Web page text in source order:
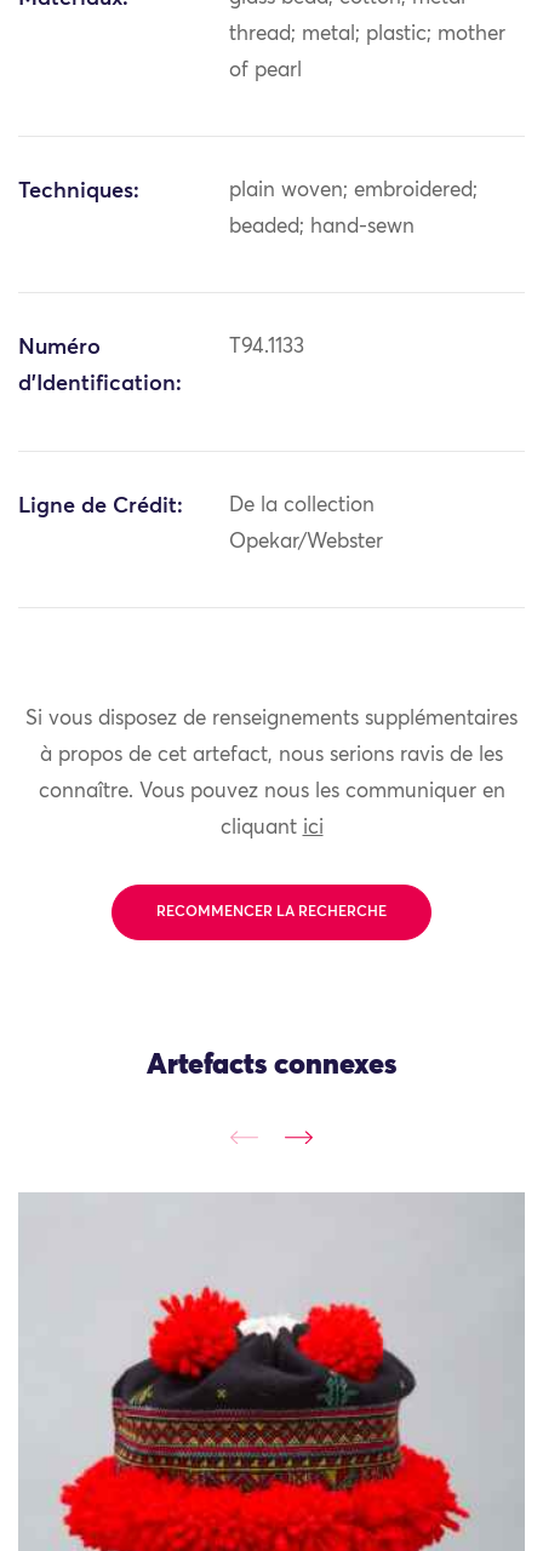
thread; metal; plastic; mother
of pearl
Techniques:
plain woven; embroidered;
beaded; hand-sewn
Numéro
d'Identification:
T94.1133
Ligne de Crédit:
De la collection
Opekar/Webster
Si vous disposez de renseignements supplémentaires
à propos de cet artefact, nous serions ravis de les
connaître. Vous pouvez nous les communiquer en
cliquant ici
RECOMMENCER LA RECHERCHE
Artefacts connexes